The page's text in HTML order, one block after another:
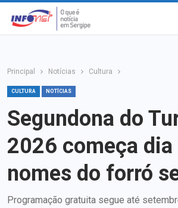
Principal Notícias Cultura
CULTURA NOTÍCIAS
Segundona do
2026 começa
nomes do forró
Programação gratuita segue até